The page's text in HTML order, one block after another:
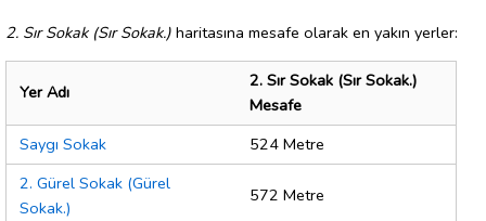
2. Sır Sokak (Sır Sokak.) haritasına mesafe olarak en yakın yerler:
Yer Adı
2. Sır Sokak (Sır Sokak.)
Mesafe
Saygı Sokak
524 Metre
2. Gürel Sokak (Gürel
Sokak.)
572 Metre